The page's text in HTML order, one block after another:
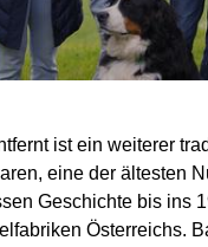
ist ein weiterer
eine der ältesten
Geschichte bis ins
Österreichs.